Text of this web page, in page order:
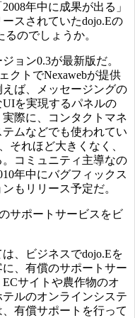
年中に成果が出る」
スされていたdojo.Eの
のでしょうか。
ョン0.3が最新版だ。
クトでNexawebが提供
ば、メッセージングの
を実現するパネルの
際に、コンタクトマネ
ムなどでも使われてい
それほど大きくなく、
コミュニティ主導なの
年中にバグフィックス
もリリース予定だ。
サポートサービスをビ
、ビジネスでdojo.Eを
、有償のサポートサー
サイトや農作物のオ
ルのオンラインシステ
有償サポートを行って